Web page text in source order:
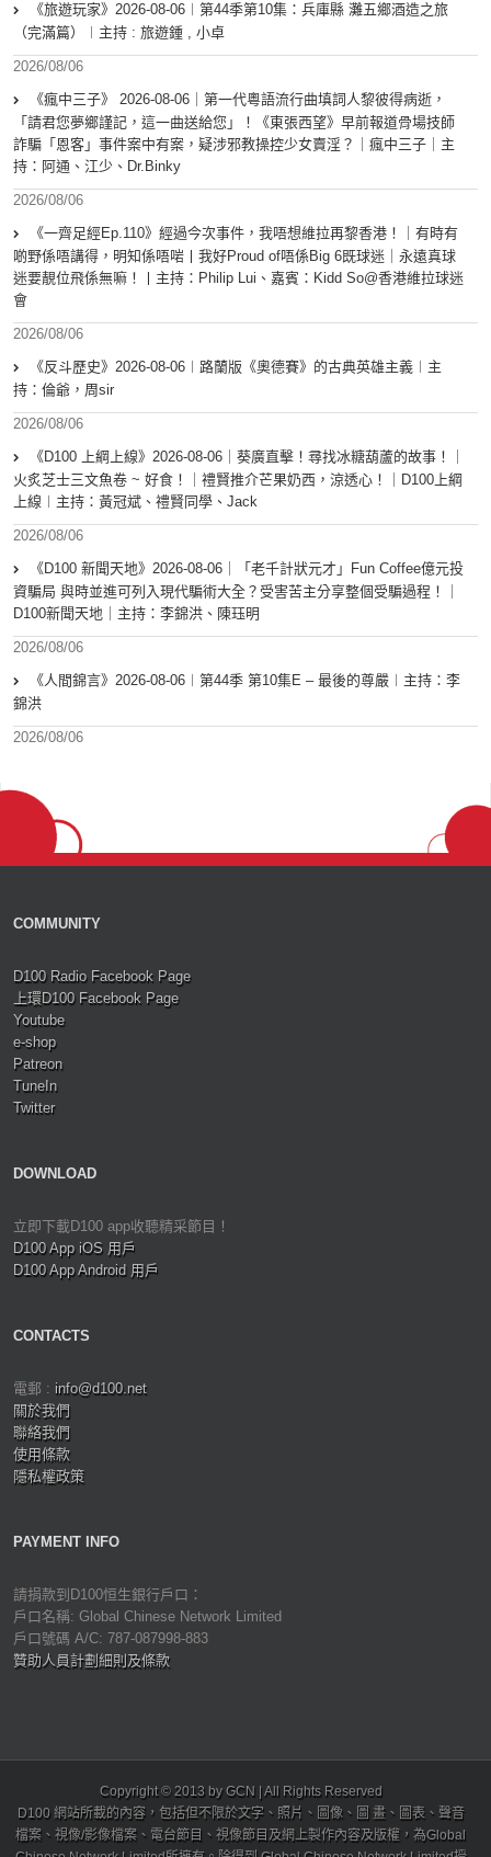
《旅遊玩家》2026-08-06︱第44季第10集：兵庫縣 灘五鄉酒造之旅
（完滿篇）︱主持 : 旅遊鍾 , 小卓
2026/08/06
《瘋中三子》 2026-08-06｜第一代粵語流行曲填詞人黎彼得病逝，
「請君您夢鄉謹記，這一曲送給您」！《東張西望》早前報道骨場技師
詐騙「恩客」事件案中有案，疑涉邪教操控少女賣淫？｜瘋中三子｜主
持：阿通、江少、Dr.Binky
2026/08/06
《一齊足經Ep.110》經過今次事件，我唔想維拉再黎香港！｜有時有
啲野係唔講得，明知係唔啱丨我好Proud of唔係Big 6既球迷｜永遠真球
迷要靚位飛係無嘛！丨主持：Philip Lui、嘉賓：Kidd So@香港維拉球迷
會
2026/08/06
《反斗歷史》2026-08-06︱路蘭版《奧德賽》的古典英雄主義︱主
持：倫爺，周sir
2026/08/06
《D100 上綱上線》2026-08-06｜葵廣直擊！尋找冰糖葫蘆的故事！｜
火炙芝士三文魚卷 ~ 好食！｜禮賢推介芒果奶西，涼透心！｜D100上綱
上線︱主持：黃冠斌、禮賢同學、Jack
2026/08/06
《D100 新聞天地》2026-08-06｜「老千計狀元才」Fun Coffee億元投
資騙局 與時並進可列入現代騙術大全？受害苦主分享整個受騙過程！｜
D100新聞天地｜主持：李錦洪、陳珏明
2026/08/06
《人間錦言》2026-08-06︱第44季 第10集E – 最後的尊嚴︱主持：李
錦洪
2026/08/06
COMMUNITY
D100 Radio Facebook Page
上環D100 Facebook Page
Youtube
e-shop
Patreon
TuneIn
Twitter
DOWNLOAD
立即下載D100 app收聽精采節目！
D100 App iOS 用戶
D100 App Android 用戶
CONTACTS
電郵 : info@d100.net
關於我們
聯絡我們
使用條款
隱私權政策
PAYMENT INFO
請捐款到D100恒生銀行戶口：
戶口名稱: Global Chinese Network Limited
戶口號碼 A/C: 787-087998-883
贊助人員計劃細則及條款
Copyright © 2013 by GCN | All Rights Reserved
D100 網站所載的內容，包括但不限於文字、照片、圖像、圖 畫、圖表、聲音
檔案、視像/影像檔案、電台節目、視像節目及網上製作內容及版權，為Global